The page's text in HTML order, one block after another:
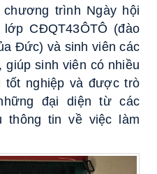
trình Ngày hội
CĐQT43ÔTÔ (đào
Đức) và sinh viên các
sinh viên có nhiều
tốt nghiệp và được trò
đại diện từ các
thông tin về việc làm